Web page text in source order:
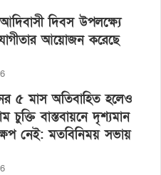
দিবস উপলক্ষ্যে
আয়োজন করেছে
৫ মাস অতিবাহিত হলেও
চুক্তি বাস্তবায়নে দৃশ্যমান
নেই: মতবিনিময় সভায়